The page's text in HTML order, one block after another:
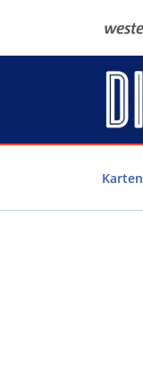
Karten